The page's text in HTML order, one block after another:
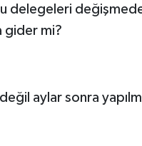
delegeleri
gider mi?
aylar sonra